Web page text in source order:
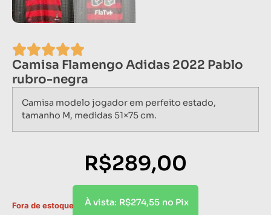
Camisa Flamengo Adidas 2022 Pablo
rubro-negra
Camisa modelo jogador em perfeito estado,
tamanho M, medidas 51×75 cm.
R$289,00
À vista: R$274,55 no Pix
Fora de estoque